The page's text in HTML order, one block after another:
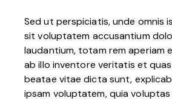
Sed ut perspiciatis, unde omnis
sit voluptatem accusantium
laudantium, totam rem aperiam
ab illo inventore veritatis et
beatae vitae dicta sunt,
ipsam voluptatem, quia voluptas